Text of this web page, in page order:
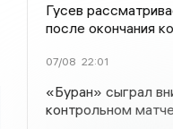
Гусев
после окончания
07/08 22:01
«Буран» сыграл
контрольном матче